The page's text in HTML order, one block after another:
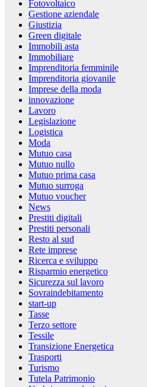
Fotovoltaico
Gestione aziendale
Giustizia
Green digitale
Immobili asta
Immobiliare
Imprenditoria femminile
Imprenditoria giovanile
Imprese della moda
innovazione
Lavoro
Legislazione
Logistica
Moda
Mutuo casa
Mutuo nullo
Mutuo prima casa
Mutuo surroga
Mutuo voucher
News
Prestiti digitali
Prestiti personali
Resto al sud
Rete imprese
Ricerca e sviluppo
Risparmio energetico
Sicurezza sul lavoro
Sovraindebitamento
start-up
Tasse
Terzo settore
Tessile
Transizione Energetica
Trasporti
Turismo
Tutela Patrimonio